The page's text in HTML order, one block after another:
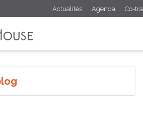
Actualités Agenda Co-